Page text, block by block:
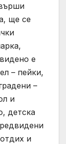
ще се
е
– пейки,
–
и
детска
и